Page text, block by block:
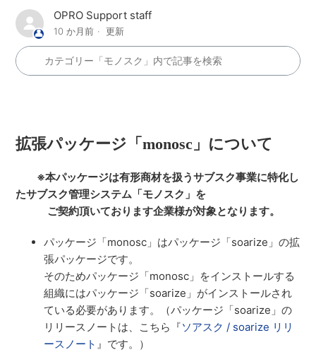
[2025/10/23] v1.9.1
[2025/10/7] v1.10.1
[2025/07/02] v1.8.1
[2025/02/25] v1.7
もっと見る
OPRO Support staff
10 か月前 更新
拡張パッケージ「monosc」について
※本パッケージは有形商材を扱うサブスク事業に特化し
たサブスク管理システム「モノスク」を
ご契約頂いております企業様が対象となります。
パッケージ「monosc」はパッケージ「soarize」の拡
張パッケージです。
そのためパッケージ「monosc」をインストールする
組織にはパッケージ「soarize」がインストールされ
ている必要があります。（パッケージ「soarize」の
リリースノートは、こちら『ソアスク / soarize リリ
ースノート 』です。）